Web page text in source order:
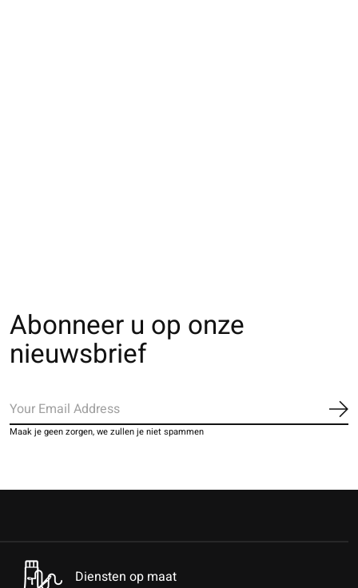
Abonneer u op onze
nieuwsbrief
Maak je geen zorgen, we zullen je niet spammen
Diensten op maat